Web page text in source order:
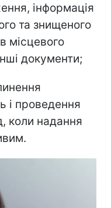
інформація
та знищеного
місцевого
документи;
і проведення
коли надання